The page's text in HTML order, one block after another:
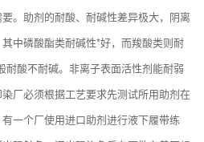
。助剂的耐酸、耐碱性差异极大，阴离
中磷酸酯类耐碱性*好，而羧酸类则耐
耐酸不耐碱。非离子表面活性剂能耐弱
厂必须根据工艺要求先测试所用助剂在
一个厂使用进口助剂进行液下履带练